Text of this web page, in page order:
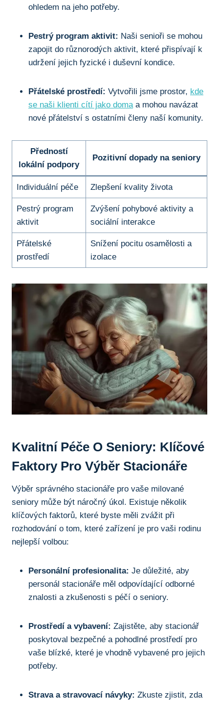
ohledem na jeho potřeby.
Pestrý program aktivit: Naši senioři se mohou
zapojit do různorodých aktivit, které přispívají k
udržení jejich fyzické i duševní kondice.
Přátelské prostředí: Vytvořili jsme prostor, kde
se naši klienti cítí jako domaa mohou navázat
nové přátelství s ostatními členy naší komunity.
Předností
lokální podpory
Pozitivní dopady na seniory
Individuální péče Zlepšení kvality života
Pestrý program
aktivit
Zvýšení pohybové aktivity a
sociální interakce
Přátelské
prostředí
Snížení pocitu osamělosti a
izolace
Kvalitní Péče O Seniory: Klíčové
Faktory Pro Výběr Stacionáře
Výběr správného stacionáře pro vaše milované
seniory může být náročný úkol. Existuje několik
klíčových faktorů, které byste měli zvážit při
rozhodování o tom, které zařízení je pro vaši rodinu
nejlepší volbou:
Personální profesionalita: Je důležité, aby
personál stacionáře měl odpovídající odborné
znalosti a zkušenosti s péčí o seniory.
Prostředí a vybavení: Zajistěte, aby stacionář
poskytoval bezpečné a pohodlné prostředí pro
vaše blízké, které je vhodně vybavené pro jejich
potřeby.
Strava a stravovací návyky: Zkuste zjistit, zda